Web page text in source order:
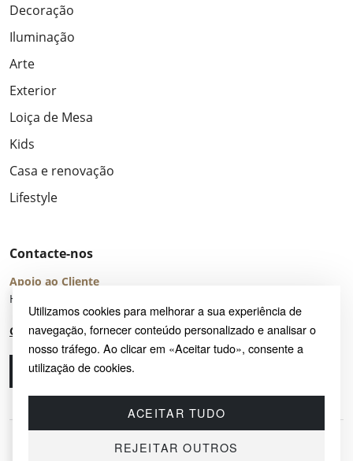
Utilizamos cookies para melhorar a sua experiência de
navegação, fornecer conteúdo personalizado e analisar o
nosso tráfego. Ao clicar em «Aceitar tudo», consente a
utilização de cookies.
ACEITAR TUDO
REJEITAR OUTROS
Decoração
Iluminação
Arte
Exterior
Loiça de Mesa
Kids
Casa e renovação
Lifestyle
Contacte-nos
Apoio ao Cliente
Horário de Atendimento: seg – sex 8:00 – 16:00 (UTC+2)
Centro de Ajuda
Ligue-nos